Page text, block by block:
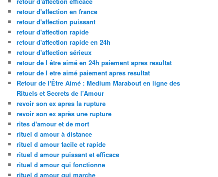
retour d'affection en france
retour d'affection puissant
retour d'affection rapide
retour d'affection rapide en 24h
retour d'affection sérieux
retour de l être aimé en 24h paiement apres resultat
retour de l etre aimé paiement apres resultat
Retour de l'Être Aimé : Medium Marabout en ligne des
Rituels et Secrets de l'Amour
revoir son ex apres la rupture
revoir son ex après une rupture
rites d'amour et de mort
rituel d amour à distance
rituel d amour facile et rapide
rituel d amour puissant et efficace
rituel d amour qui fonctionne
rituel d amour qui marche